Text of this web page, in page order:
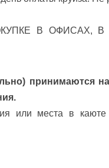
В ОФИСАХ,
принимаются
или места в каюте